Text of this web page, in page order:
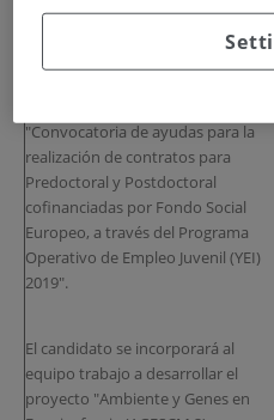
Contrato de Predoctoral
de duración vinculado al
"Convocatoria de ayudas para la
realización de contratos para
Predoctoral y Postdoctoral
cofinanciadas por Fondo Social
Europeo, a través del Programa
Operativo de Empleo Juvenil (YEI)
2019".
El candidato se incorporará al
equipo trabajo a desarrollar el
proyecto "Ambiente y Genes en